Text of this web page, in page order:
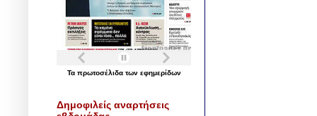
Τα πρωτοσέλιδα των εφημερίδων
Δημοφιλείς αναρτήσεις